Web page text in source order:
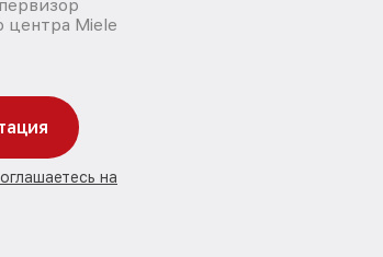
центра Miele
на